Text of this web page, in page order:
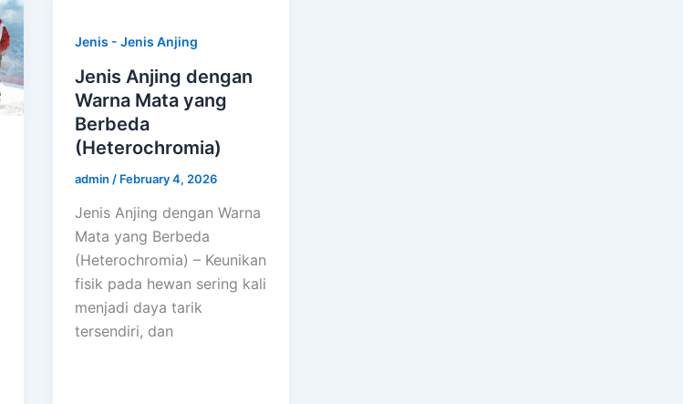
Jenis - Jenis Anjing
Jenis Anjing dengan
Warna Mata yang
Berbeda
(Heterochromia)
admin / February 4, 2026
Jenis Anjing dengan Warna
Mata yang Berbeda
(Heterochromia) – Keunikan
fisik pada hewan sering kali
menjadi daya tarik
tersendiri, dan